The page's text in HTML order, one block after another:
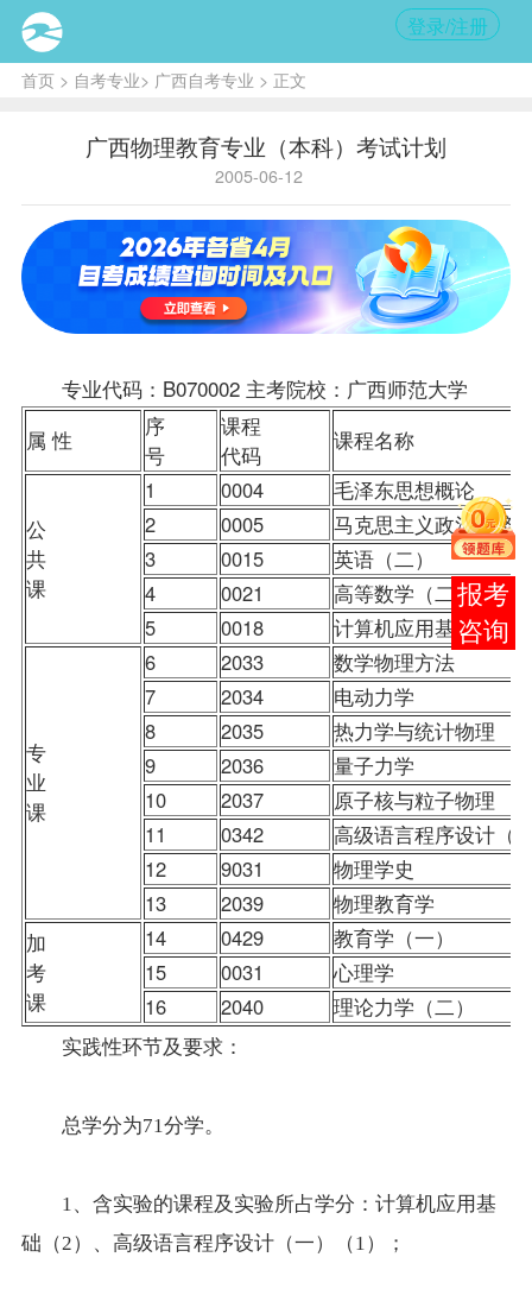
登录/注册
首页> 自考专业> 广西自考专业 > 正文
广西物理教育专业（本科）考试计划
2005-06-12
专业代码：B070002 主考院校：广西师范大学
属 性
序
号
课程
代码
课程名称
公
共
课
1 0004
毛泽东思想概论
2
0005
马克思主义政治经
3
0015
英语（二）
4
0021
高等数学（二）
5
0018 计算机应用基础
专
业
课
6 2033
数学物理方法
7
2034
电动力学
8
2035
热力学与统计物理
9
2036
量子力学
10
2037
原子核与粒子物理
11
0342
高级语言程序设计（
12
9031
物理学史
13
2039
物理教育学
加
考
课
14 0429
教育学（一）
15
0031
心理学
16
2040 理论力学（二）
实践性环节及要求：
总学分为71分学。
1、含实验的课程及实验所占学分：计算机应用基
础（2）、 高级语言程序设计（一） （1）；
在线
客服